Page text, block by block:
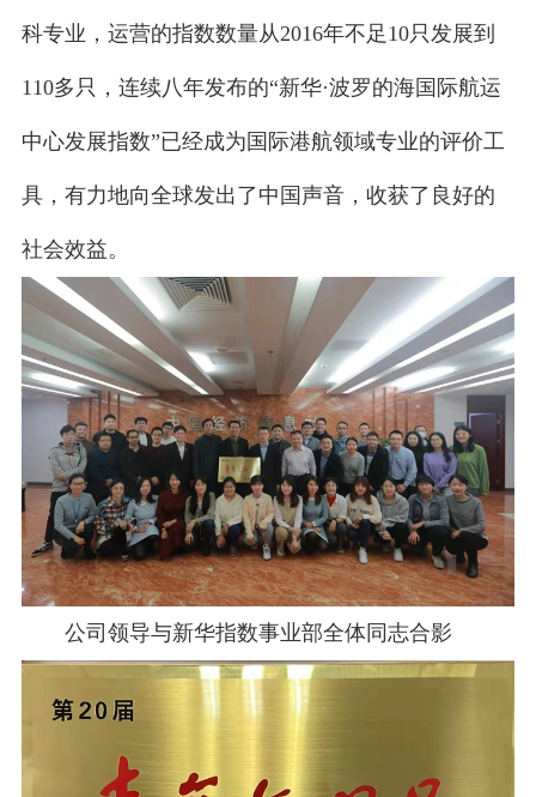
科专业，运营的指数数量从2016年不足10只发展到
110多只，连续八年发布的“新华·波罗的海国际航运
中心发展指数”已经成为国际港航领域专业的评价工
具，有力地向全球发出了中国声音，收获了良好的
社会效益。
公司领导与新华指数事业部全体同志合影